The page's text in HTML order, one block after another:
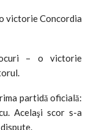
victorie Concordia
– o victorie
partidă oficială:
Acelaşi scor s-a